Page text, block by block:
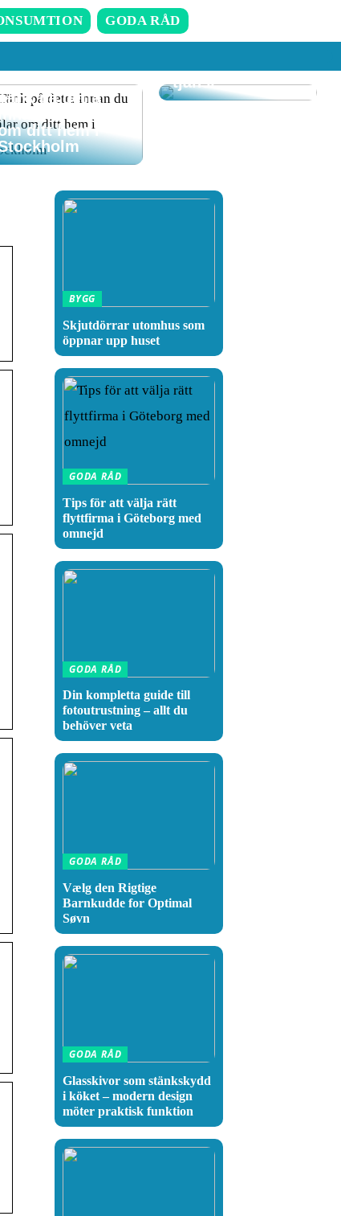
GODA RÅD
på detta
du målar
ditt hem i
till ett rent hem
där RUT-
tjänst
BYGG
Skjutdörrar utomhus som
öppnar upp huset
GODA RÅD
Tips för att välja rätt
flyttfirma i Göteborg med
omnejd
GODA RÅD
Din kompletta guide till
fotoutrustning – allt du
behöver veta
GODA RÅD
Vælg den Rigtige
Barnkudde for Optimal
Søvn
GODA RÅD
Glasskivor som stänkskydd
i köket – modern design
möter praktisk funktion